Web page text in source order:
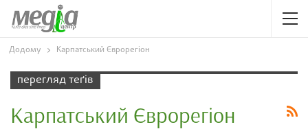
Додому Карпатський Єврорегіон
перегляд теґів
Карпатський Єврорегіон